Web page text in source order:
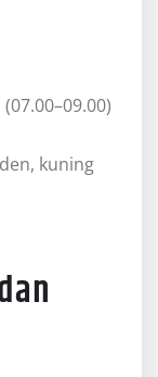
kuning